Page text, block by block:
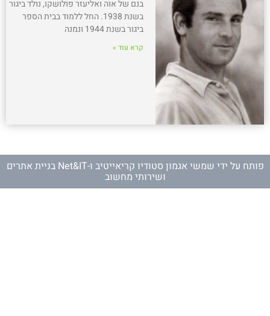
בנם של אוה ואליעזר פולושקו, נולד ביגור
בשנת 1938. החל ללמוד בבית הספר
ביגור בשנת 1944 ונמנה
קרא עוד »
פותח על ידי שמשי אגמון סטודיו קריאייטיב ו- Net&IT בניית אתרים
ושירותי מחשוב